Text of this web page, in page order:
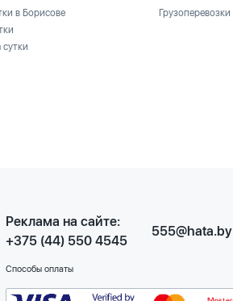
в Борисове
Грузоперевозки
Реклама на сайте:
+375 (44) 550 4545
555@hata.by
Способы оплаты